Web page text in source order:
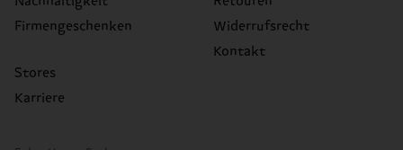
Firmengeschenken
Stores
Karriere
Widerrufsrecht
Kontakt